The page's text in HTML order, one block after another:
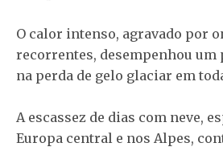
O calor intenso, agravado por
recorrentes, desempenhou um
na perda de gelo glaciar em
A escassez de dias com neve,
Europa central e nos Alpes,